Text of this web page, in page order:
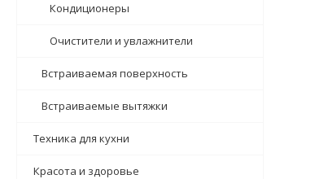
Кондиционеры
Очистители и увлажнители
Встраиваемая поверхность
Встраиваемые вытяжки
Техника для кухни
Красота и здоровье